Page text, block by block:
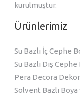
kurulmuştur.
Ürünlerimiz
Su Bazlı İç Cephe
Su Bazlı Dış Cephe
Pera Decora
Solvent Bazlı